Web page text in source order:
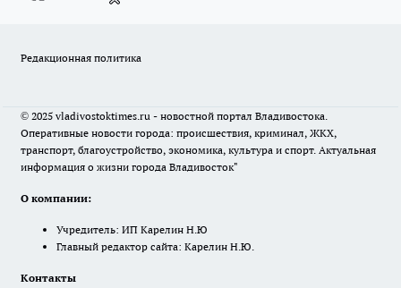
Редакционная политика
© 2025 vladivostoktimes.ru - новостной портал Владивостока.
Оперативные новости города: происшествия, криминал, ЖКХ,
транспорт, благоустройство, экономика, культура и спорт. Актуальная
информация о жизни города Владивосток"
О компании:
Учредитель: ИП Карелин Н.Ю
Главный редактор сайта: Карелин Н.Ю.
Контакты